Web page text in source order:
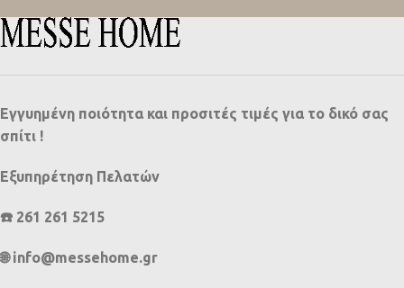
Εγγυημένη ποιότητα και προσιτές τιμές για το δικό σας
σπίτι !
Εξυπηρέτηση Πελατών
☎️ 261 261 5215
🌐 info@messehome.gr